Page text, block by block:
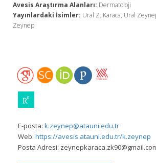
Avesis Araştırma Alanları: Dermatoloji
Yayınlardaki İsimler: Ural Z. Karaca, Ural
Zeynep
E-posta: k.zeynep@atauni.edu.tr
Web: https://avesis.atauni.edu.tr/k.zeynep
Posta Adresi: